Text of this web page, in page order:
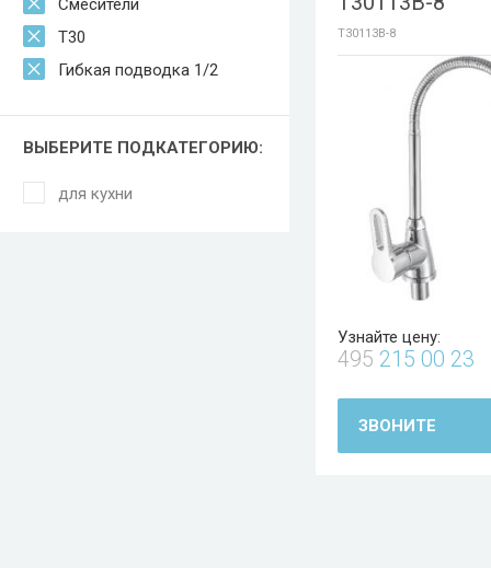
Смесители
T30
Гибкая подводка 1/2
ВЫБЕРИТЕ ПОДКАТЕГОРИЮ:
для кухни
T30113B-8
Узнайте цену:
495 215 00 23
ЗВОНИТЕ